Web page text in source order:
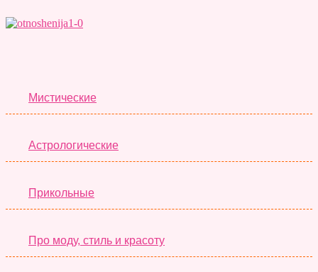
Мистические
Астрологические
Прикольные
Про моду, стиль и красоту